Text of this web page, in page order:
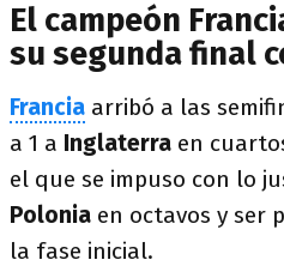
El campeón
su segunda final
Francia arribó a las
a 1 a Inglaterra en
el que se impuso con lo
Polonia en octavos y ser
la fase inicial.